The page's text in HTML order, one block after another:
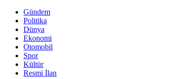
Gündem
Politika
Dünya
Ekonomi
Otomobil
Spor
Kültür
Resmi İlan